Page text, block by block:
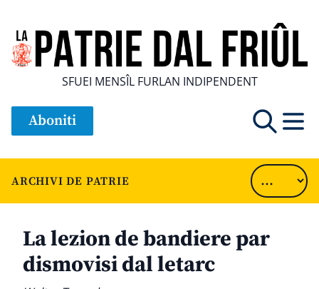
SFUEI MENSÎL FURLAN INDIPENDENT
Aboniti
ARCHIVI DE PATRIE
La lezion de bandiere par
dismovisi dal letarc